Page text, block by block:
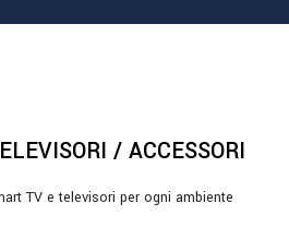
/ ACCESSORI
TV e televisori per ogni ambiente